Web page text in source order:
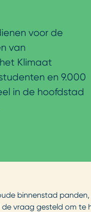
voor de
van
Klimaat
en 9.000
in de hoofdstad
binnenstad
vraag gesteld om